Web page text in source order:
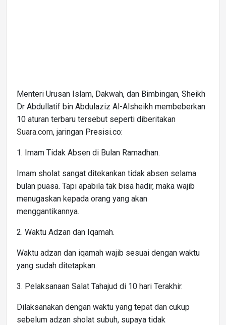
Menteri Urusan Islam, Dakwah, dan Bimbingan, Sheikh
Dr Abdullatif bin Abdulaziz Al-Alsheikh membeberkan
10 aturan terbaru tersebut seperti diberitakan
Suara.com, jaringan Presisi.co:
1. Imam Tidak Absen di Bulan Ramadhan.
Imam sholat sangat ditekankan tidak absen selama
bulan puasa. Tapi apabila tak bisa hadir, maka wajib
menugaskan kepada orang yang akan
menggantikannya.
2. Waktu Adzan dan Iqamah.
Waktu adzan dan iqamah wajib sesuai dengan waktu
yang sudah ditetapkan.
3. Pelaksanaan Salat Tahajud di 10 hari Terakhir.
Dilaksanakan dengan waktu yang tepat dan cukup
sebelum adzan sholat subuh, supaya tidak